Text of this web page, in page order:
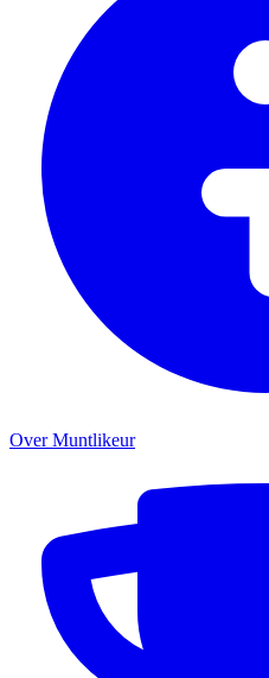
Over Muntlikeur